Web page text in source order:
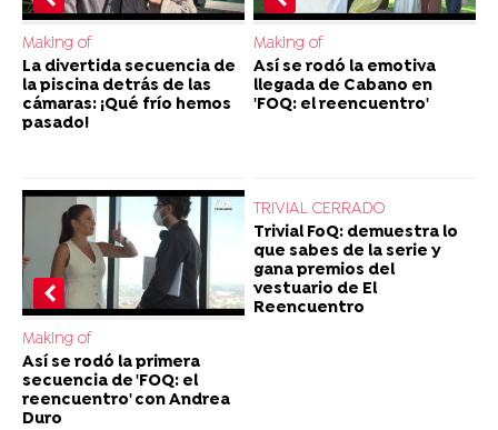
Making of
La divertida secuencia de
la piscina detrás de las
cámaras: ¡Qué frío hemos
pasado!
Making of
Así se rodó la emotiva
llegada de Cabano en
'FOQ: el reencuentro'
Making of
Así se rodó la primera
secuencia de 'FOQ: el
reencuentro' con Andrea
Duro
TRIVIAL CERRADO
Trivial FoQ: demuestra lo
que sabes de la serie y
gana premios del
vestuario de El
Reencuentro